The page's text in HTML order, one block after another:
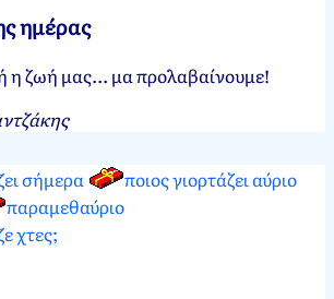
ημέρας
η ζωή μας... μα προλαβαίνουμε!
σήμερα
ποιος γιορτάζει αύριο
παραμεθαύριο
χτες;